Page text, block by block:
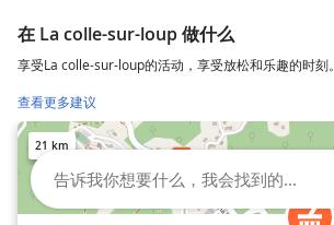
在 La colle-sur-loup 做什么
享受La colle-sur-loup的活动，享受放松和乐趣的时刻。
查看更多建议
21 km
告诉我你想要什么，我会找到的...